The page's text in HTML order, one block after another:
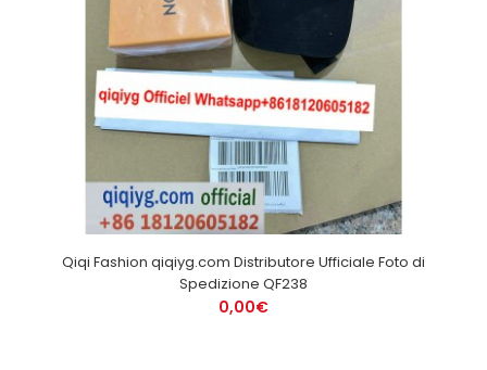
Qiqi Fashion qiqiyg.com Distributore Ufficiale Foto di
Spedizione QF238
0,00€